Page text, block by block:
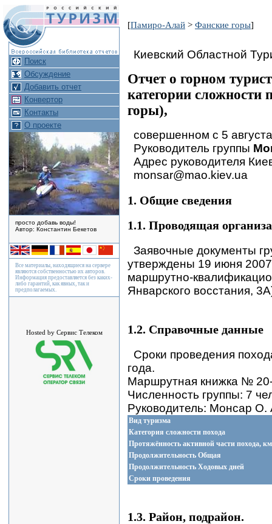
Поиск
Обсуждение
Добавить отчет
Конвертор
Контакты
О проекте
просто добавь воды!
Автор: Константин Бекетов
Все материалы, находящиеся на сервере
являются собственностью их авторов.
Информация предоставляется без каких-
либо гарантий, как явных, так и
предполагаемых.
Hosted by Сервис Телеком
[Памиро-Алай > Фанские горы]
Киевский Областной
Отчет о горном
категории
горы),
совершенном с 5
Руководитель группы
Адрес руководителя
monsar@mao.kiev.ua
1. Общие сведения
1.1. Проводящая
Заявочные документы
утверждены 19 июня
маршрутно-
Январского восстания,
1.2. Справочные данные
Сроки проведения
года.
Маршрутная книжка №
Численность группы: 7
Руководитель: Монсар О.
Вид туризма
Категория сложности похода
Протяжённость активной части похода, км
Продолжительность Общая
Продолжительность Ходовых дней
Сроки проведения
1.3. Район, подрайон.